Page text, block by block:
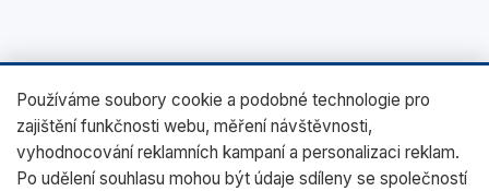
Používáme soubory cookie a podobné technologie pro
zajištění funkčnosti webu, měření návštěvnosti,
vyhodnocování reklamních kampaní a personalizaci reklam.
Po udělení souhlasu mohou být údaje sdíleny se společností